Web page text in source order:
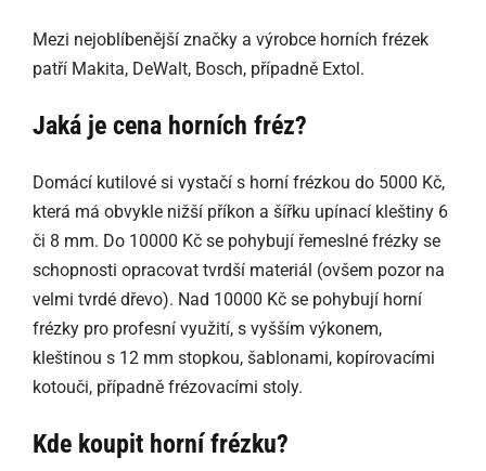
Mezi nejoblíbenější značky a výrobce horních frézek
patří Makita, DeWalt, Bosch, případně Extol.
Jaká je cena horních fréz?
Domácí kutilové si vystačí s horní frézkou do 5000 Kč,
která má obvykle nižší příkon a šířku upínací kleštiny 6
či 8 mm. Do 10000 Kč se pohybují řemeslné frézky se
schopnosti opracovat tvrdší materiál (ovšem pozor na
velmi tvrdé dřevo). Nad 10000 Kč se pohybují horní
frézky pro profesní využití, s vyšším výkonem,
kleštinou s 12 mm stopkou, šablonami, kopírovacími
kotouči, případně frézovacími stoly.
Kde koupit horní frézku?